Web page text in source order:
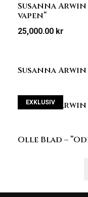
Susanna Arwin
vapen”
25,000.00 kr
Susanna Arwin
Susanna Arwin
EXKLUSIV
Olle Blad –